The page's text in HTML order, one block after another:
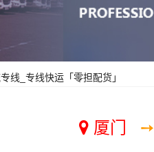
线_专线快运「零担配货」
厦门 ➙